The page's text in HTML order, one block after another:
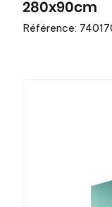
280x90cm
Référence: